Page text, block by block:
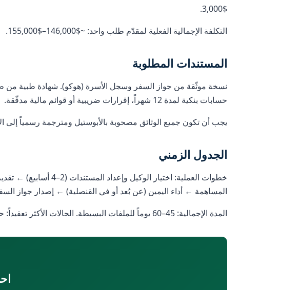
$3,000.
التكلفة الإجمالية الفعلية لمقدّم طلب واحد: ~$146,000–$155,000.
المستندات المطلوبة
نسخة موثّقة من جواز السفر وسجل الأسرة (هوكو). شهادة طبية
حسابات بنكية لمدة 12 شهراً، إقرارات ضريبية أو قوائم مالية مدقّقة.
يجب أن تكون جميع الوثائق مصحوبة بالأبوستيل ومترجمة رسمياً إلى
الجدول الزمني
المساهمة ← أداء اليمين (عن بُعد أو في القنصلية) ← إصدار جواز
المدة الإجمالية: 45–60 يوماً للملفات البسيطة. الحالات الأكثر تعقيداً: حتى 90 يوماً.